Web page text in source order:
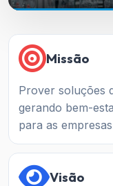
Missão
Prover soluções
gerando bem-
para as
Visão